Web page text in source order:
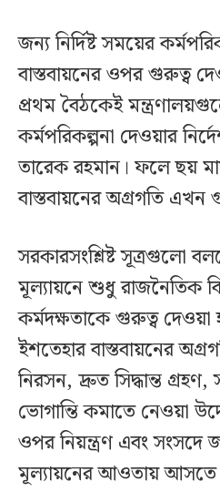
জন্য নির্দিষ্ট সময়ের
বাস্তবায়নের ওপর গুরুত্ব
প্রথম বৈঠকেই
কর্মপরিকল্পনা দেওয়ার
তারেক রহমান। ফলে ছয়
বাস্তবায়নের অগ্রগতি এখন
সরকারসংশ্লিষ্ট সূত্রগুলো
মূল্যায়নে শুধু রাজনৈতিক
কর্মদক্ষতাকে গুরুত্ব দেওয়া
ইশতেহার বাস্তবায়নের
নিরসন, দ্রুত সিদ্ধান্ত
ভোগান্তি কমাতে নেওয়া
ওপর নিয়ন্ত্রণ এবং সংসদে
মূল্যায়নের আওতায় আসতে